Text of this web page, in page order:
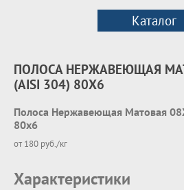
Каталог
ПОЛОСА НЕРЖАВЕЮЩАЯ
(AISI 304) 80Х6
Полоса Нержавеющая Матовая
80х6
от 180 руб./кг
Характеристики